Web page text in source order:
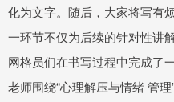
化为文字。随后，大家将写有
一环节不仅为后续的针对性讲
网格员们在书写过程中完成了
老师围绕“心理解压与情绪 管